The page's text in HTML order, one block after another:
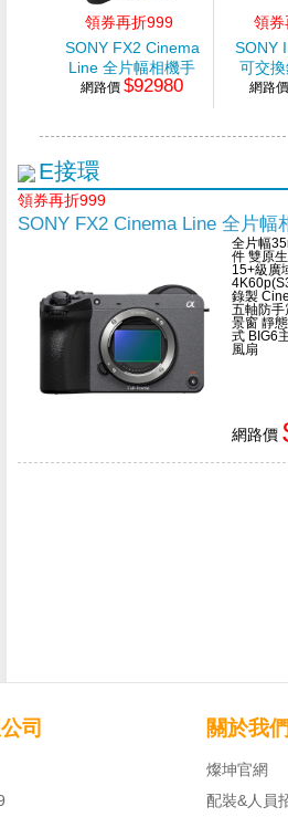
領券再折999
SONY FX2 Cinema
Line 全片幅相機手
把組
網路價$92980
領券
SONY
可交
網路
E接環
領券再折999
SONY FX2 Cinema Line 全片幅
全片幅
件 雙原
15+級廣
錄製
五軸防手
景窗 靜
式 BIG6
風扇
網路價